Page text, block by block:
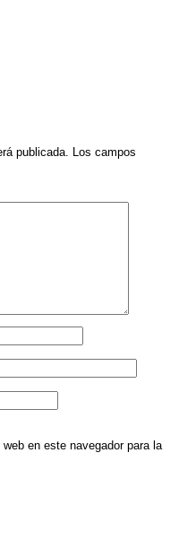
publicada. Los campos
en este navegador para la